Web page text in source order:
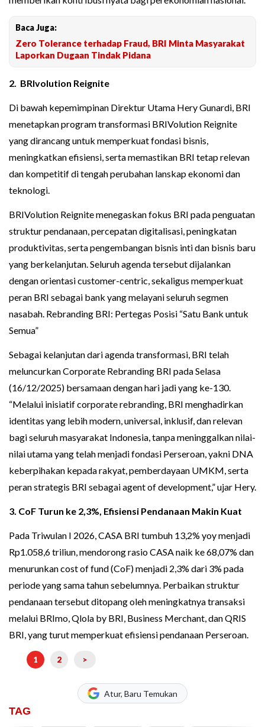
Baca Juga:
Zero Tolerance terhadap Fraud, BRI Minta Masyarakat
Laporkan Dugaan Tindak Pidana
2. BRIvolution Reignite
Di bawah kepemimpinan Direktur Utama Hery Gunardi, BRI
menetapkan program transformasi BRIVolution Reignite
yang dirancang untuk memperkuat fondasi bisnis,
meningkatkan efisiensi, serta memastikan BRI tetap relevan
dan kompetitif di tengah perubahan lanskap ekonomi dan
teknologi.
BRIVolution Reignite menegaskan fokus BRI pada penguatan
struktur pendanaan, percepatan digitalisasi, peningkatan
produktivitas, serta pengembangan bisnis inti dan bisnis baru
yang berkelanjutan. Seluruh agenda tersebut dijalankan
dengan orientasi customer-centric, sekaligus memperkuat
peran BRI sebagai bank yang melayani seluruh segmen
nasabah. Rebranding BRI: Pertegas Posisi “Satu Bank untuk
Semua”
Sebagai kelanjutan dari agenda transformasi, BRI telah
meluncurkan Corporate Rebranding BRI pada Selasa
(16/12/2025) bersamaan dengan hari jadi yang ke-130.
“Melalui inisiatif corporate rebranding, BRI menghadirkan
identitas yang lebih modern, universal, inklusif, dan relevan
bagi seluruh masyarakat Indonesia, tanpa meninggalkan nilai-
nilai utama yang telah menjadi fondasi Perseroan, yakni DNA
keberpihakan kepada rakyat, pemberdayaan UMKM, serta
peran strategis BRI sebagai agent of development,” ujar Hery.
3. CoF Turun ke 2,3%, Efisiensi Pendanaan Makin Kuat
Pada Triwulan I 2026, CASA BRI tumbuh 13,2% yoy menjadi
Rp1.058,6 triliun, mendorong rasio CASA naik ke 68,07% dan
menurunkan cost of fund (CoF) menjadi 2,3% dari 3% pada
periode yang sama tahun sebelumnya. Perbaikan struktur
pendanaan tersebut ditopang oleh meningkatnya transaksi
melalui BRImo, Qlola by BRI, Business Merchant, dan QRIS
BRI, yang turut memperkuat efisiensi pendanaan Perseroan.
1 2 >
Atur, Baru Temukan
TAG